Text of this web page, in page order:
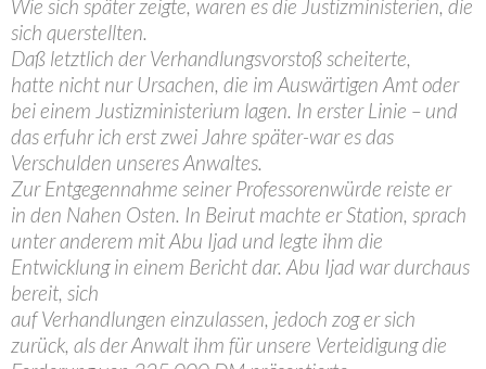
Wie sich später zeigte, waren es die Justizministerien, die
sich querstellten.
Daß letztlich der Verhandlungsvorstoß scheiterte,
hatte nicht nur Ursachen, die im Auswärtigen Amt oder
bei einem Justizministerium lagen. In erster Linie – und
das erfuhr ich erst zwei Jahre später-war es das
Verschulden unseres Anwaltes.
Zur Entgegennahme seiner Professorenwürde reiste er
in den Nahen Osten. In Beirut machte er Station, sprach
unter anderem mit Abu Ijad und legte ihm die
Entwicklung in einem Bericht dar. Abu Ijad war durchaus
bereit, sich
auf Verhandlungen einzulassen, jedoch zog er sich
zurück, als der Anwalt ihm für unsere Verteidigung die